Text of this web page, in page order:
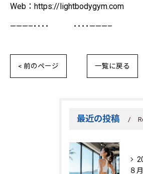
Web：https://lightbodygym.com
———–････ ････———–
< 前のページ 一覧に戻る
最近の投稿